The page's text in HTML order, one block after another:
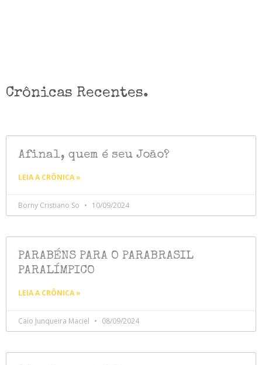
Crônicas Recentes.
Afinal, quem é seu João?
LEIA A CRÔNICA »
Borny Cristiano So 10/09/2024
PARABÉNS PARA O PARABRASIL
PARALÍMPICO
LEIA A CRÔNICA »
Caio Junqueira Maciel 08/09/2024